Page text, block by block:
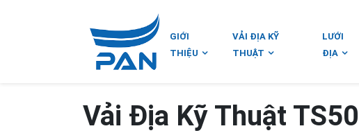
GIỚI
THIỆU
VẢI ĐỊA KỸ
THUẬT
LƯỚI
ĐỊA
Vải Địa Kỹ Thuật